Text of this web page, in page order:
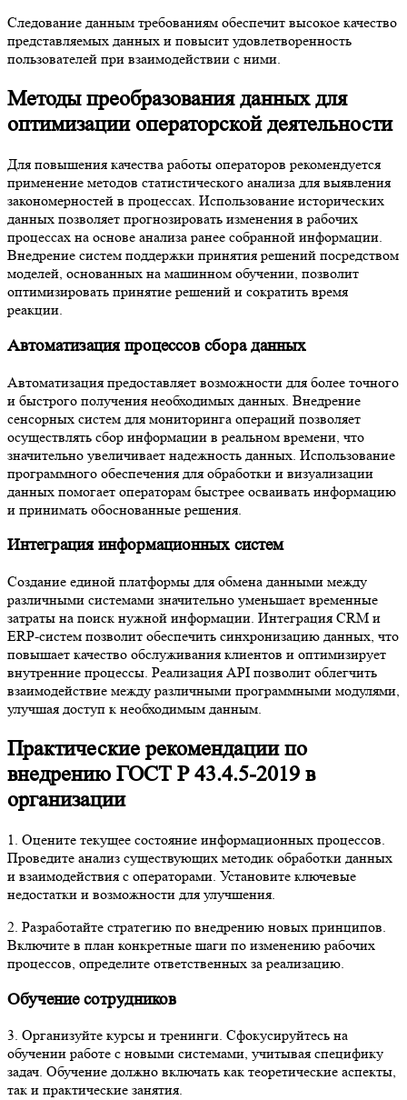
Следование данным требованиям обеспечит высокое качество
представляемых данных и повысит удовлетворенность
пользователей при взаимодействии с ними.
Методы преобразования данных для
оптимизации операторской деятельности
Для повышения качества работы операторов рекомендуется
применение методов статистического анализа для выявления
закономерностей в процессах. Использование исторических
данных позволяет прогнозировать изменения в рабочих
процессах на основе анализа ранее собранной информации.
Внедрение систем поддержки принятия решений посредством
моделей, основанных на машинном обучении, позволит
оптимизировать принятие решений и сократить время
реакции.
Автоматизация процессов сбора данных
Автоматизация предоставляет возможности для более точного
и быстрого получения необходимых данных. Внедрение
сенсорных систем для мониторинга операций позволяет
осуществлять сбор информации в реальном времени, что
значительно увеличивает надежность данных. Использование
программного обеспечения для обработки и визуализации
данных помогает операторам быстрее осваивать информацию
и принимать обоснованные решения.
Интеграция информационных систем
Создание единой платформы для обмена данными между
различными системами значительно уменьшает временные
затраты на поиск нужной информации. Интеграция CRM и
ERP-систем позволит обеспечить синхронизацию данных, что
повышает качество обслуживания клиентов и оптимизирует
внутренние процессы. Реализация API позволит облегчить
взаимодействие между различными программными модулями,
улучшая доступ к необходимым данным.
Практические рекомендации по
внедрению ГОСТ Р 43.4.5-2019 в
организации
1. Оцените текущее состояние информационных процессов.
Проведите анализ существующих методик обработки данных
и взаимодействия с операторами. Установите ключевые
недостатки и возможности для улучшения.
2. Разработайте стратегию по внедрению новых принципов.
Включите в план конкретные шаги по изменению рабочих
процессов, определите ответственных за реализацию.
Обучение сотрудников
3. Организуйте курсы и тренинги. Сфокусируйтесь на
обучении работе с новыми системами, учитывая специфику
задач. Обучение должно включать как теоретические аспекты,
так и практические занятия.